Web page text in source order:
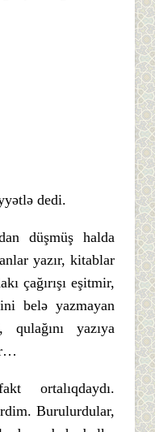
dedi.
düşmüş halda
yazır, kitablar
çağırışı eşitmir,
belə yazmayan
yazıya
ortalıqdaydı.
Burulurdular,